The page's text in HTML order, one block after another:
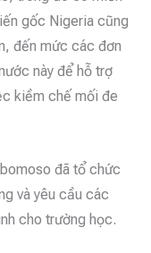
gốc Nigeria cũng
đến mức các đơn
này để hỗ trợ
kiềm chế mối đe
đã tổ chức
và yêu cầu các
cho trường học.